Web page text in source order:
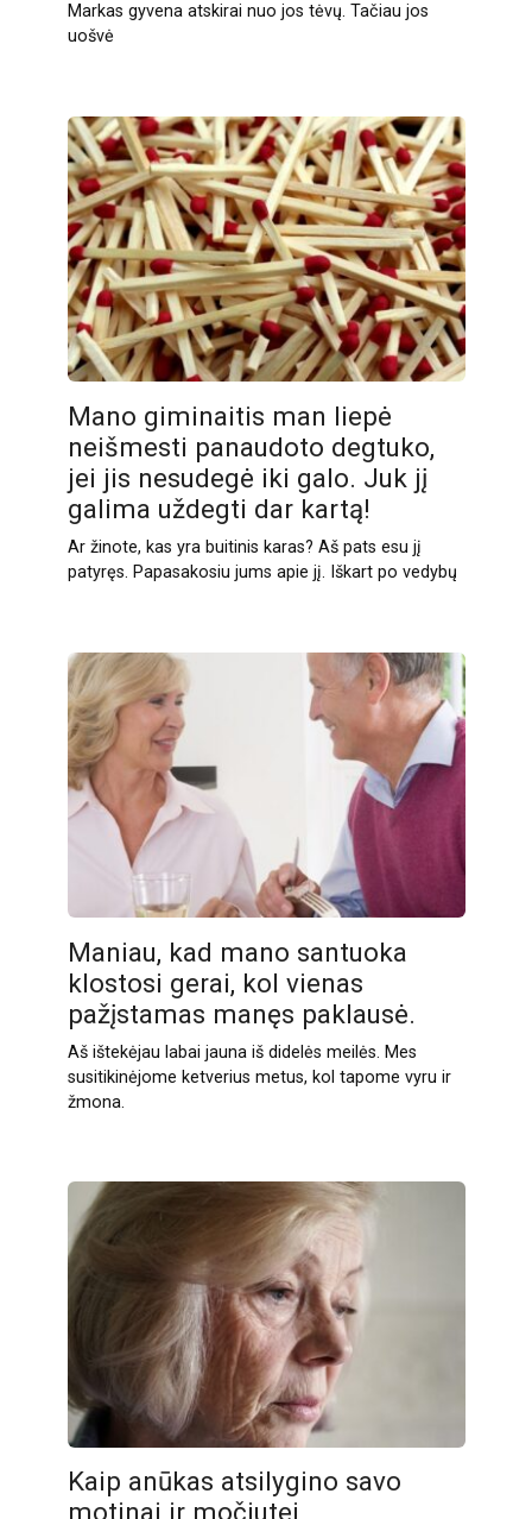
Markas gyvena atskirai nuo jos tėvų. Tačiau jos
uošvė
Mano giminaitis man liepė
neišmesti panaudoto degtuko,
jei jis nesudegė iki galo. Juk jį
galima uždegti dar kartą!
Ar žinote, kas yra buitinis karas? Aš pats esu jį
patyręs. Papasakosiu jums apie jį. Iškart po vedybų
Maniau, kad mano santuoka
klostosi gerai, kol vienas
pažįstamas manęs paklausė.
Aš ištekėjau labai jauna iš didelės meilės. Mes
susitikinėjome ketverius metus, kol tapome vyru ir
žmona.
Kaip anūkas atsilygino savo
motinai ir močiutei